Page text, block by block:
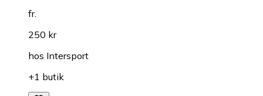
fr.
250 kr
hos Intersport
+1 butik